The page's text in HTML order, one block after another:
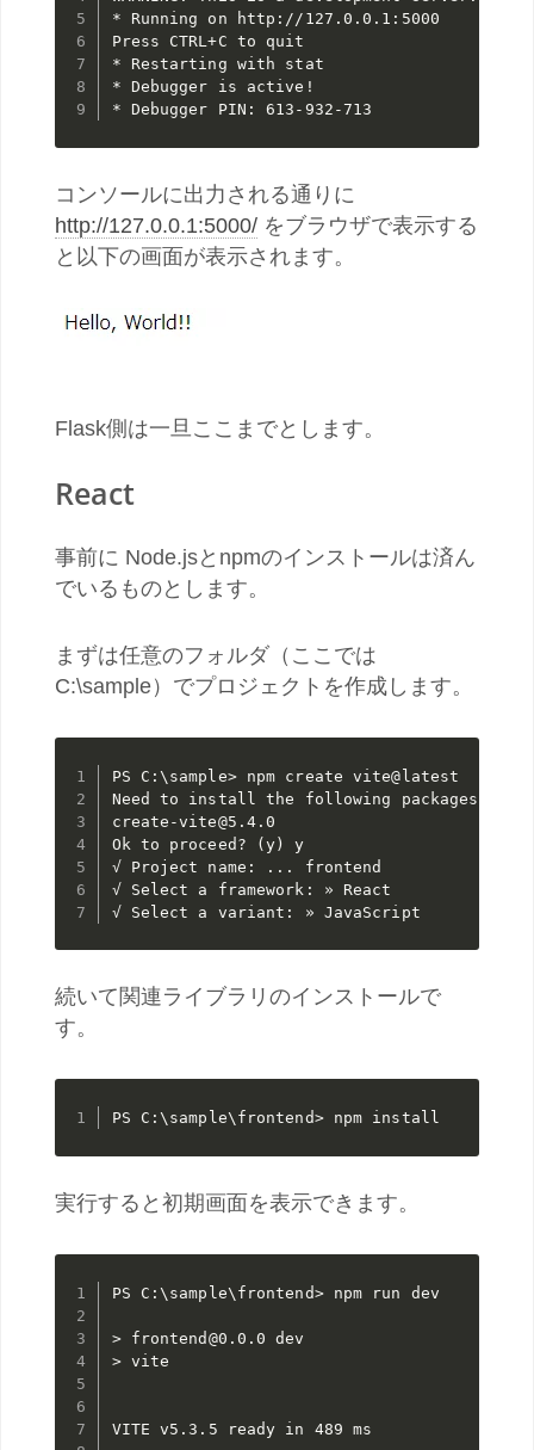
* Running on http://127.0.0.1:5000
Press CTRL+C to quit
* Restarting with stat
* Debugger is active!
* Debugger PIN: 613-932-713
コンソールに出力される通りに
http://127.0.0.1:5000/ をブラウザで表示する
と以下の画面が表示されます。
Flask側は一旦ここまでとします。
React
事前に Node.jsとnpmのインストールは済ん
でいるものとします。
まずは任意のフォルダ（ここでは
C:\sample）でプロジェクトを作成します。
PS C:\sample> npm create vite@latest
Need to install the following packages:
create-vite@5.4.0
Ok to proceed? (y) y
√ Project name: ... frontend
√ Select a framework: » React
続いて関連ライブラリのインストールで
す。
PS C:\sample\frontend> npm install
実行すると初期画面を表示できます。
PS C:\sample\frontend> npm run dev
> frontend@0.0.0 dev
> vite
VITE v5.3.5 ready in 489 ms